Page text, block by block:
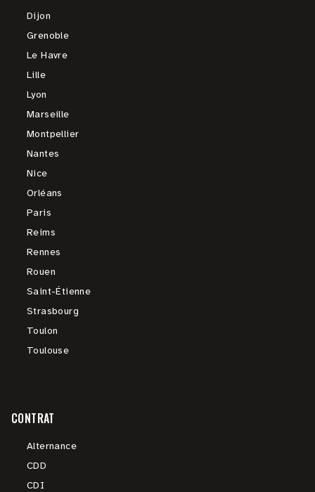
Dijon
Grenoble
Le Havre
Lille
Lyon
Marseille
Montpellier
Nantes
Nice
Orléans
Paris
Reims
Rennes
Rouen
Saint-Étienne
Strasbourg
Toulon
Toulouse
CONTRAT
Alternance
CDD
CDI